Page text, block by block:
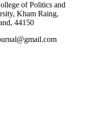
of Politics and
Kham Raing,
44150